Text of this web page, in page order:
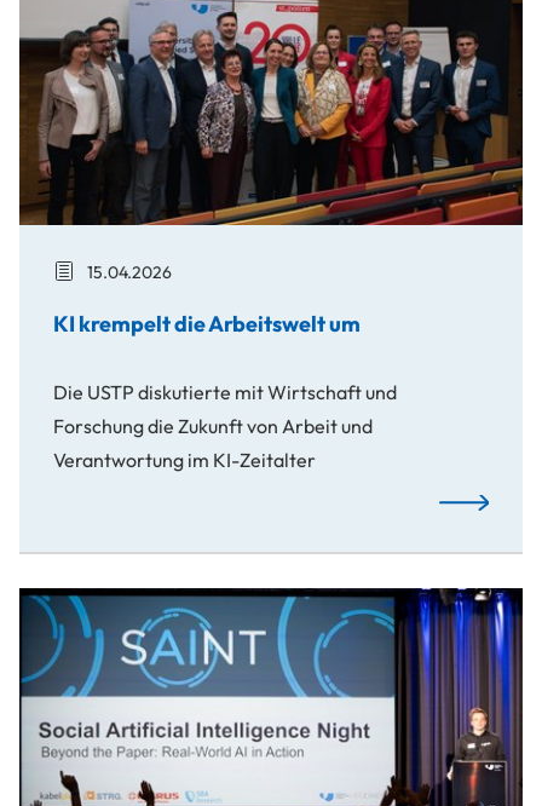
15.04.2026
KI krempelt die Arbeitswelt um
Die USTP diskutierte mit Wirtschaft und
Forschung die Zukunft von Arbeit und
Verantwortung im KI-Zeitalter
KI
Von der Forschung zur Anwendung: KI in der realen Welt